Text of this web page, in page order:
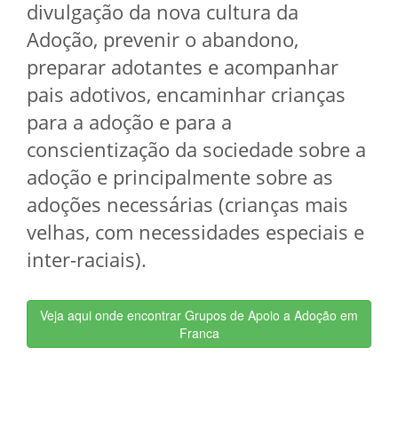
divulgação da nova cultura da
Adoção, prevenir o abandono,
preparar adotantes e acompanhar
pais adotivos, encaminhar crianças
para a adoção e para a
conscientização da sociedade sobre a
adoção e principalmente sobre as
adoções necessárias (crianças mais
velhas, com necessidades especiais e
inter-raciais).
Veja aqui onde encontrar Grupos de Apoio a Adoção em
Franca